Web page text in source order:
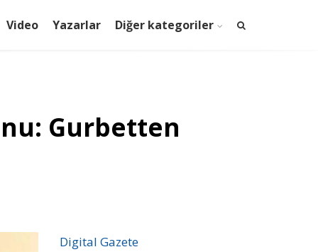
Video Yazarlar Diğer kategoriler
Gurbetten
Digital Gazete